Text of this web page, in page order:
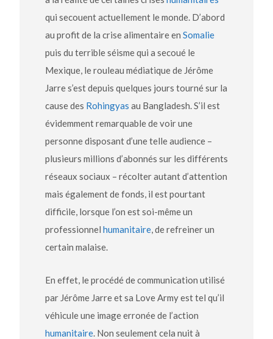
qui secouent actuellement le monde. D’abord
au profit de la crise alimentaire en Somalie
puis du terrible séisme qui a secoué le
Mexique, le rouleau médiatique de Jérôme
Jarre s’est depuis quelques jours tourné sur la
cause des Rohingyas au Bangladesh. S’il est
évidemment remarquable de voir une
personne disposant d’une telle audience –
plusieurs millions d’abonnés sur les différents
réseaux sociaux – récolter autant d’attention
mais également de fonds, il est pourtant
difficile, lorsque l’on est soi-même un
professionnel humanitaire, de refreiner un
certain malaise.
En effet, le procédé de communication utilisé
par Jérôme Jarre et sa Love Army est tel qu’il
véhicule une image erronée de l’action
humanitaire. Non seulement cela nuit à